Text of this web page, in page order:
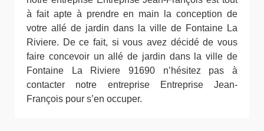
à fait apte à prendre en main la conception de
votre allé de jardin dans la ville de Fontaine La
Riviere. De ce fait, si vous avez décidé de vous
faire concevoir un allé de jardin dans la ville de
Fontaine La Riviere 91690 n’hésitez pas à
contacter notre entreprise Entreprise Jean-
François pour s’en occuper.